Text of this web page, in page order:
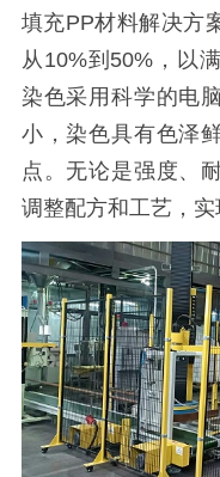
填充PP材料解决方
从10%到50%，以
染色采用科学的电
小，染色具有色泽
点。无论是强度、
调整配方和工艺，实